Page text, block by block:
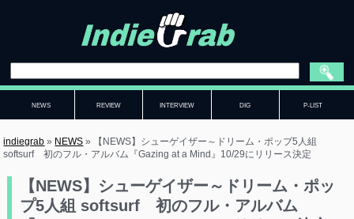
NEWS REVIEW INTERVIEW DIG P-LIST
indiegrab » NEWS »
【NEWS】シューゲイザー～ドリーム・ポップ5人組
softsurf 初のフル・アルバム『Gazing at a Mind』10/29にリリース決定
【NEWS】シューゲイザー～ドリーム・ポッ
プ5人組 softsurf 初のフル・アルバム